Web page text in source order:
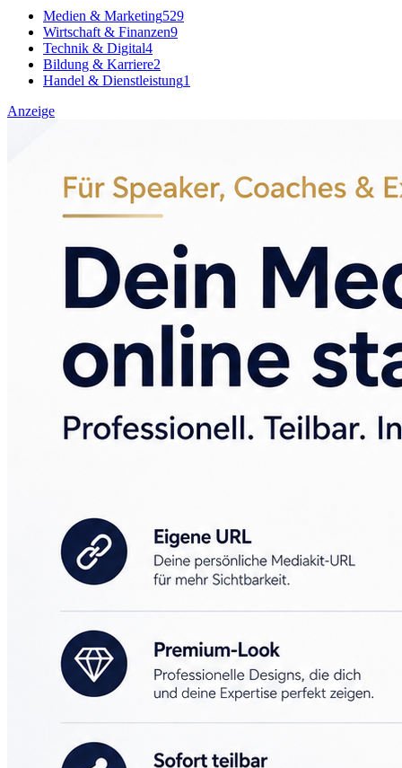
Medien & Marketing529
Wirtschaft & Finanzen9
Technik & Digital4
Bildung & Karriere2
Handel & Dienstleistung1
Anzeige